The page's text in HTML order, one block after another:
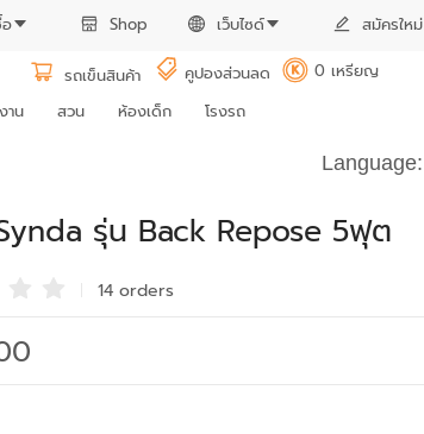
Shop เว็บไซด์ สมัครใหม่
รถเข็นสินค้า คูปองส่วนลด K
0 เหรียญ
าน สวน ห้องเด็ก โรงรถ
Language:
รุ่น Back Repose 5ฟุต
14 orders